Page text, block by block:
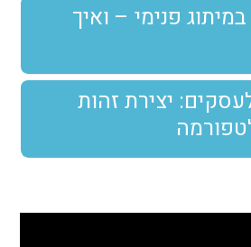
פנימי – ואיך
יצירת זהות